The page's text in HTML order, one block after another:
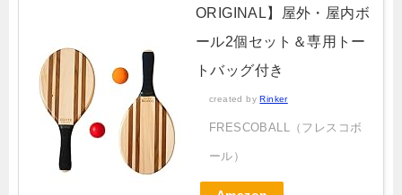
ORIGINAL】屋外・屋内ボ
ール2個セット＆専用トー
トバッグ付き
created byRinker
FRESCOBALL（フレスコボ
ール）